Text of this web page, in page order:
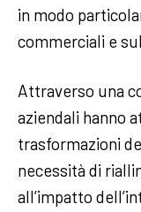
in modo
commerciali e
Attraverso una
aziendali hanno
trasformazioni
necessità di
all’impatto